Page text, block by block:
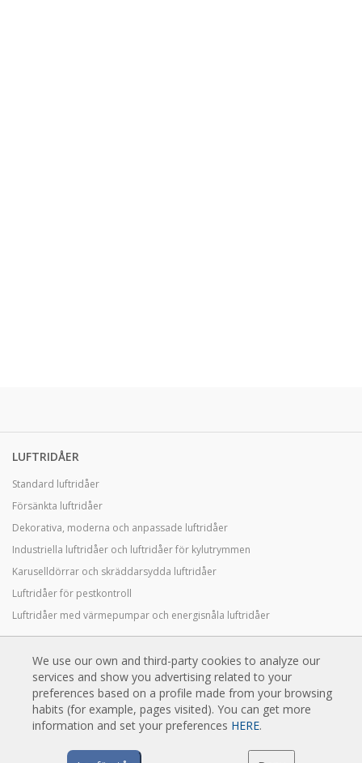
LUFTRIDÅER
Standard luftridåer
Försänkta luftridåer
Dekorativa, moderna och anpassade luftridåer
Industriella luftridåer och luftridåer för kylutrymmen
Karuselldörrar och skräddarsydda luftridåer
Luftridåer för pestkontroll
Luftridåer med värmepumpar och energisnåla luftridåer
TEKNIK
Vad är en luftridå?
Hur fungerar luftridåer?
We use our own and third-party cookies to analyze our
services and show you advertising related to your
preferences based on a profile made from your browsing
habits (for example, pages visited). You can get more
information and set your preferences HERE.